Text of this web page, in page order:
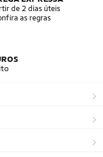
de 2 dias úteis
as regras